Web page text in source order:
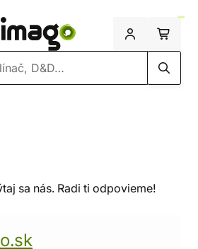
sa nás. Radi ti odpovieme!